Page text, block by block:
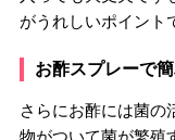
がうれしいポイント
お酢スプレーで
さらにお酢には菌の
物がついて菌が繁殖